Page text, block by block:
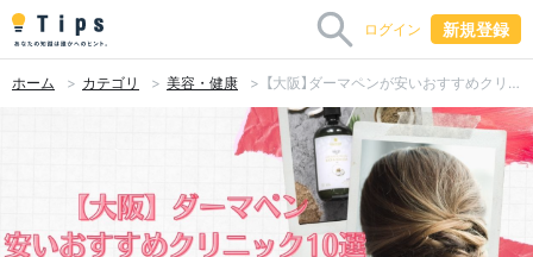
ログイン 新規登録
ホーム カテゴリ 美容・健康 【大阪】ダーマペンが安いおすすめクリニック10選！口コミ人気はここ